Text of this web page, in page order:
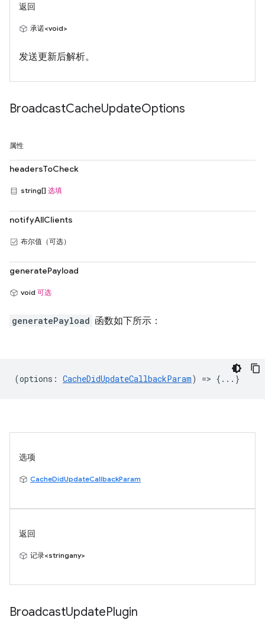
返回
承诺<void>
发送更新后解析。
BroadcastCacheUpdateOptions
属性
headersToCheck
string[] 选填
notifyAllClients
布尔值（可选）
generatePayload
void 可选
generatePayload 函数如下所示：
(options : CacheDidUpdateCallbackParam) => {...}
选项
CacheDidUpdateCallbackParam
返回
记录<stringany>
BroadcastUpdatePlugin